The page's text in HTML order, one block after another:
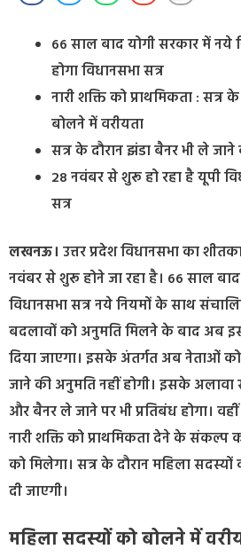
66 साल बाद योगी सरकार में
होगा विधानसभा सत्र
नारी शक्ति को प्राथमिकता : सत्र
बोलने में वरीयता
सत्र के दौरान झंडा बैनर भी ले जाने
28 नवंबर से शुरू हो रहा है यूपी
सत्र
लखनऊ। उत्तर प्रदेश विधानसभा का
नवंबर से शुरू होने जा रहा है। 66 साल
विधानसभा सत्र नये नियमों के साथ
बदलावों को अनुमति मिलने के बाद अब
दिया जाएगा। इसके अंतर्गत अब नेताओं
जाने की अनुमति नहीं होगी। इसके अलावा
और बैनर ले जाने पर भी प्रतिबंध होगा।
नारी शक्ति को प्राथमिकता देने के
को मिलेगा। सत्र के दौरान महिला
दी जाएगी।
महिला सदस्यों को बोलने में